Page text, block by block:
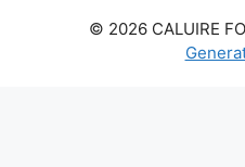
© 2026 CALUIRE